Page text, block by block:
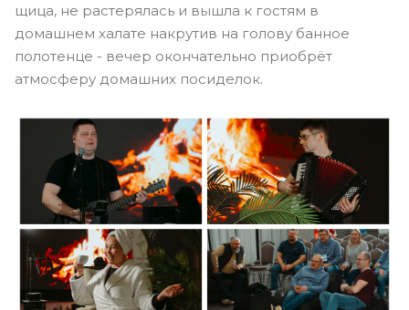
щица, не растерялась и вышла к гостям в
домашнем халате накрутив на голову банное
полотенце - вечер окончательно приобрёт
атмосферу домашних посиделок.